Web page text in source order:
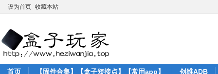
设为首页 收藏本站
首页 【固件合集】【盒子短接点】【常用app】 创维ADB